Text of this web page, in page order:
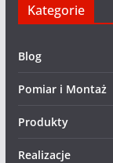
Kategorie
Blog
Pomiar i Montaż
Produkty
Realizacje